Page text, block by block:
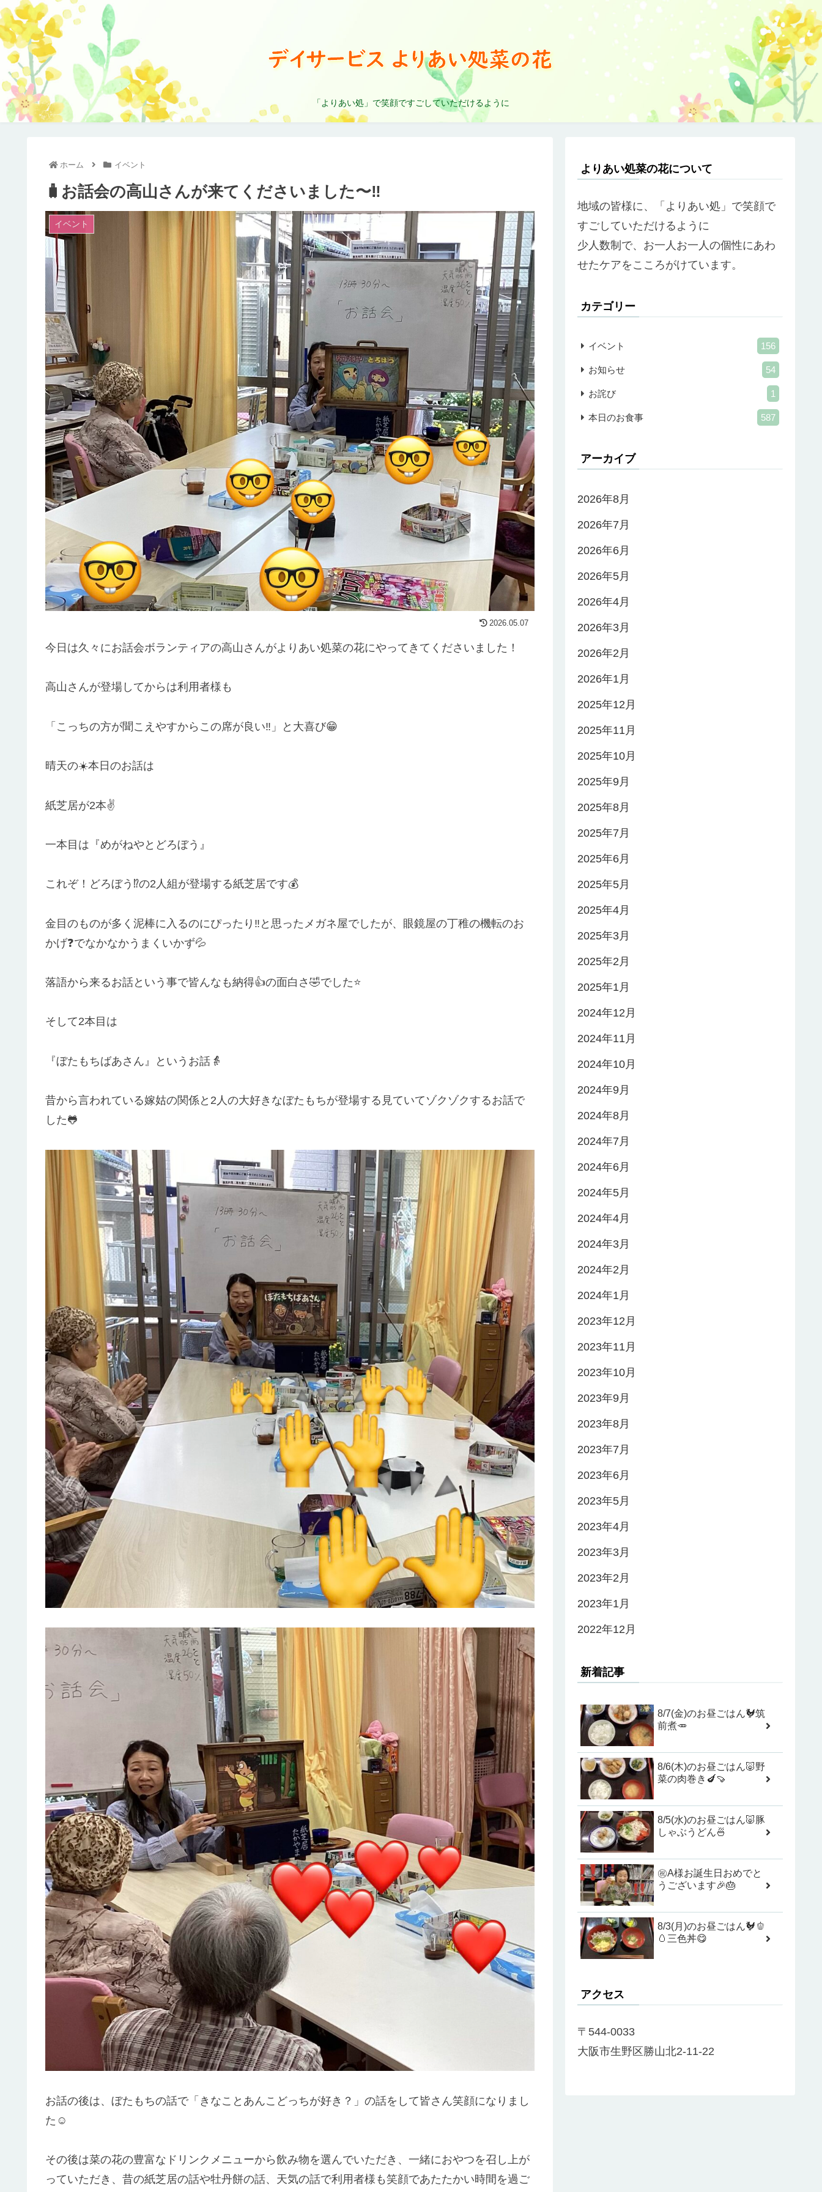
「よりあい処」で笑顔ですごしていただけるように
ホーム イベント
🧳お話会の高山さんが来てくださいました〜‼️
イベント
2026.05.07
今日は久々にお話会ボランティアの高山さんがよりあい処菜の花にやってきてくださいました！
高山さんが登場してからは利用者様も
「こっちの方が聞こえやすからこの席が良い‼️」と大喜び😁
晴天の☀️本日のお話は
紙芝居が2本✌️
一本目は『めがねやとどろぼう』
これぞ！どろぼう⁉️の2人組が登場する紙芝居です💰
金目のものが多く泥棒に入るのにぴったり‼️と思ったメガネ屋でしたが、眼鏡屋の丁稚の機転のお
かげ❓でなかなかうまくいかず💦
落語から来るお話という事で皆んなも納得👍の面白さ🤣でした⭐️
そして2本目は
『ぼたもちばあさん』というお話👵
昔から言われている嫁姑の関係と2人の大好きなぼたもちが登場する見ていてゾクゾクするお話で
した🐸
お話の後は、ぼたもちの話で「きなことあんこどっちが好き？」の話をして皆さん笑顔になりまし
た☺️
その後は菜の花の豊富なドリンクメニューから飲み物を選んでいただき、一緒におやつを召し上が
っていただき、昔の紙芝居の話や牡丹餅の話、天気の話で利用者様も笑顔であたたかい時間を過ご
よりあい処菜の花について
地域の皆様に、「よりあい処」で笑顔で
すごしていただけるように
少人数制で、お一人お一人の個性にあわ
せたケアをこころがけています。
カテゴリー
イベント 156
お知らせ 54
お詫び 1
本日のお食事 587
アーカイブ
2026年8月
2026年7月
2026年6月
2026年5月
2026年4月
2026年3月
2026年2月
2026年1月
2025年12月
2025年11月
2025年10月
2025年9月
2025年8月
2025年7月
2025年6月
2025年5月
2025年4月
2025年3月
2025年2月
2025年1月
2024年12月
2024年11月
2024年10月
2024年9月
2024年8月
2024年7月
2024年6月
2024年5月
2024年4月
2024年3月
2024年2月
2024年1月
2023年12月
2023年11月
2023年10月
2023年9月
2023年8月
2023年7月
2023年6月
2023年5月
2023年4月
2023年3月
2023年2月
2023年1月
2022年12月
新着記事
8/7(金)のお昼ごはん🐓筑
前煮🥕
8/6(木)のお昼ごはん🐷野
菜の肉巻き🍆🍠
8/5(水)のお昼ごはん🐷豚
しゃぶうどん🍜
㊗️A様お誕生日おめでと
うございます🎉🎂
8/3(月)のお昼ごはん🐓🫑
🥚三色丼😋
アクセス
〒544-0033
大阪市生野区勝山北2-11-22